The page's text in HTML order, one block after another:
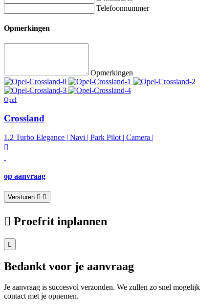
Telefoonnummer
Opmerkingen
Opmerkingen
Opel
Crossland
1.2 Turbo Elegance | Navi | Park Pilot | Camera |
op aanvraag
Versturen
Proefrit inplannen
Bedankt voor je aanvraag
Je aanvraag is succesvol verzonden. We zullen zo snel mogelijk
contact met je opnemen.